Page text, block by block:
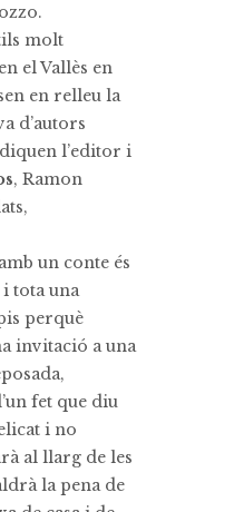
molt
el Vallès en
en relleu la
d’autors
l’editor i
, Ramon
un conte és
tota una
perquè
invitació a una
fet que diu
i no
al llarg de les
la pena de